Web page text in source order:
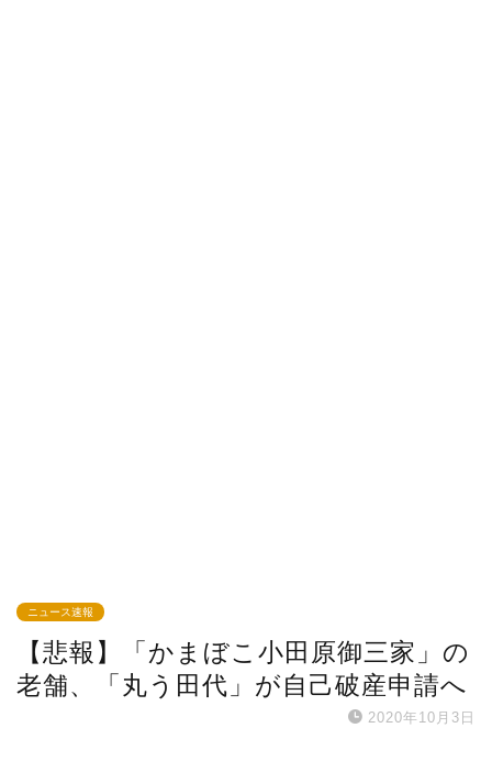
ニュース速報
【悲報】「かまぼこ小田原御三家」の
老舗、「丸う田代」が自己破産申請へ
2020年10月3日